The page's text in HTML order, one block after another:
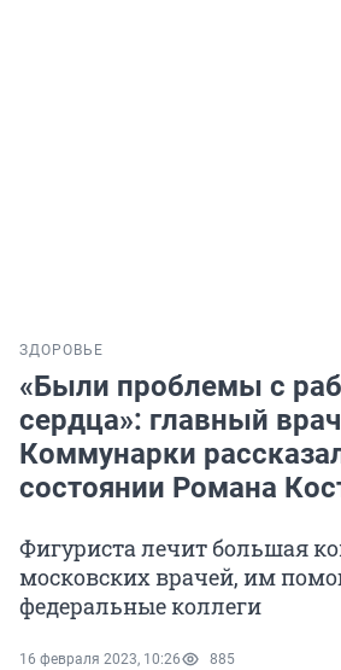
ЗДОРОВЬЕ
«Были проблемы с
сердца»: главный врач
Коммунарки
состоянии Романа
Фигуриста лечит большая
московских врачей, им
федеральные коллеги
16 февраля 2023, 10:26 885